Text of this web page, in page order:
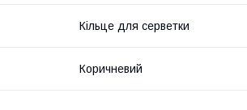
Кільце для серветки
Коричневий